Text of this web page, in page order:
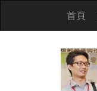
首頁